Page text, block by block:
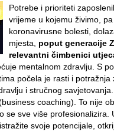
Potrebe i prioriteti
vrijeme u kojemu živimo,
koronavirusne bolesti,
mjesta, poput generacije
relevantni čimbenici
mentalnom zdravlju. S
počela je rasti i
i stručnog
coaching). To nije
se sve više profesionalizira.
svoje potencijale,